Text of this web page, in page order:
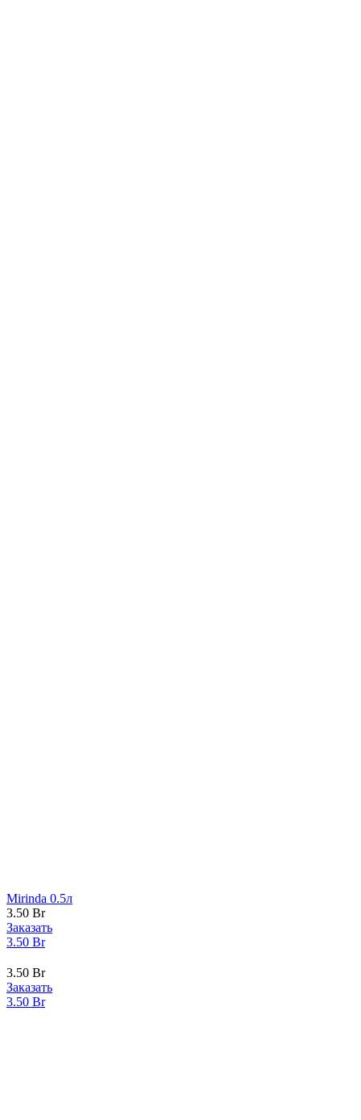
Mirinda 0.5л
3.50 Br
Заказать
3.50 Br
3.50 Br
Заказать
3.50 Br